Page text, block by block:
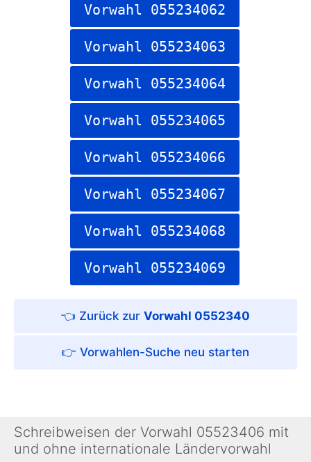
Vorwahl 055234062
Vorwahl 055234063
Vorwahl 055234064
Vorwahl 055234065
Vorwahl 055234066
Vorwahl 055234067
Vorwahl 055234068
Vorwahl 055234069
Vorwahl 0552340
Vorwahlen-Suche
Schreibweisen der Vorwahl 05523406 mit
und ohne internationale Ländervorwahl